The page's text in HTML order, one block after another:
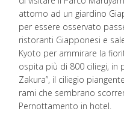
attorno ad un giardino
per essere osservato
ristoranti Giapponesi e
Kyoto per ammirare la
ospita più di 800 ciliegi, in
Zakura”, il ciliegio
rami che sembrano
Pernottamento in hotel.